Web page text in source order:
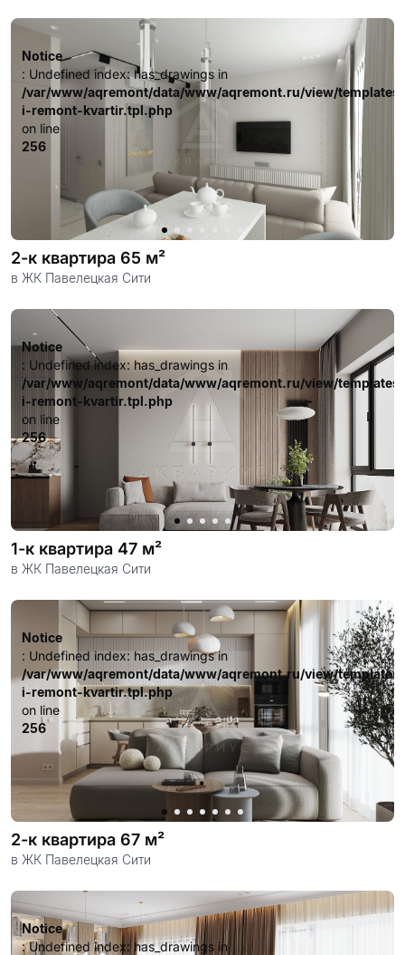
довольных клиентов.
Notice
: Undefined index: has_drawings in
/var/www/aqremont/data/www/aqremont.ru/view/
i-remont-kvartir.tpl.php
on line
256
2-к квартира 65 м²
в ЖК Павелецкая Сити
Notice
: Undefined index: has_drawings in
/var/www/aqremont/data/www/aqremont.ru/view/
i-remont-kvartir.tpl.php
on line
256
1-к квартира 47 м²
в ЖК Павелецкая Сити
Notice
: Undefined index: has_drawings in
/var/www/aqremont/data/www/aqremont.ru/view/
i-remont-kvartir.tpl.php
on line
256
2-к квартира 67 м²
в ЖК Павелецкая Сити
Notice
: Undefined index: has_drawings in